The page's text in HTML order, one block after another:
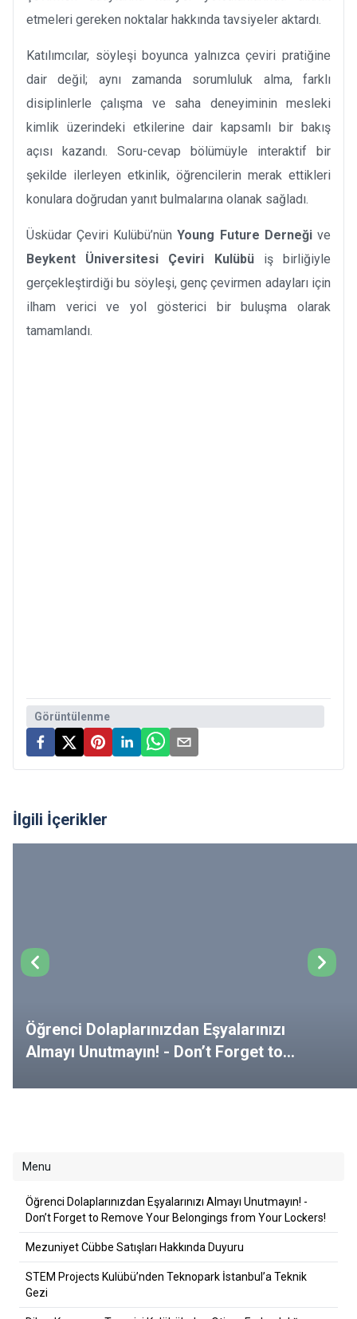
etmeleri gereken noktalar hakkında tavsiyeler aktardı.
Katılımcılar, söyleşi boyunca yalnızca çeviri pratiğine
dair değil; aynı zamanda sorumluluk alma, farklı
disiplinlerle çalışma ve saha deneyiminin mesleki
kimlik üzerindeki etkilerine dair kapsamlı bir bakış
açısı kazandı. Soru-cevap bölümüyle interaktif bir
şekilde ilerleyen etkinlik, öğrencilerin merak ettikleri
konulara doğrudan yanıt bulmalarına olanak sağladı.
Üsküdar Çeviri Kulübü’nünYoung Future Derneğive
Beykent Üniversitesi Çeviri Kulübüiş birliğiyle
gerçekleştirdiği bu söyleşi, genç çevirmen adayları için
ilham verici ve yol gösterici bir buluşma olarak
tamamlandı.
Görüntülenme
İlgili İçerikler
Öğrenci Dolaplarınızdan Eşyalarınızı
Almayı Unutmayın! - Don’t Forget to
Menu
Öğrenci Dolaplarınızdan Eşyalarınızı Almayı Unutmayın! -
Don’t Forget to Remove Your Belongings from Your Lockers!
Mezuniyet Cübbe Satışları Hakkında Duyuru
STEM Projects Kulübü’nden Teknopark İstanbul’a Teknik
Gezi